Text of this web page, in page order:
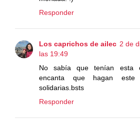
Responder
Los caprichos de ailec 2 de
las 19:49
No sabía que tenían esta
encanta que hagan
solidarias.bsts
Responder